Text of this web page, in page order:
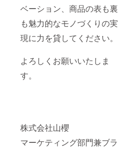
ベーション、商品の表も裏
も魅力的なモノづくりの実
現に力を貸してください。
よろしくお願いいたしま
す。
株式会社山櫻
マーケティング部門兼ブラ